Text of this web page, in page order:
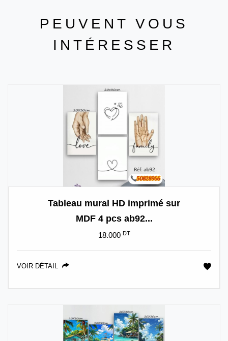
PEUVENT VOUS
INTÉRESSER
Tableau mural HD imprimé sur
MDF 4 pcs ab92...
18.000 DT
VOIR DÉTAIL